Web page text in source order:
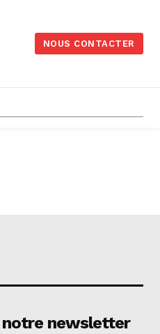
NOUS CONTACTER
notre newsletter